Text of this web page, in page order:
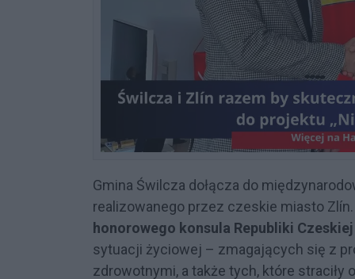
Gmina Świlcza dołącza do
realizowanego przez czeskie miasto
honorowego konsula Republiki
sytuacji życiowej – zmagających się z
zdrowotnymi, a także tych, które straciły